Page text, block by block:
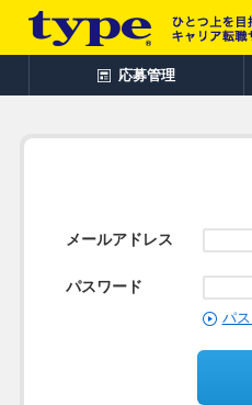
応募管理
メールアドレス
パスワード
パ